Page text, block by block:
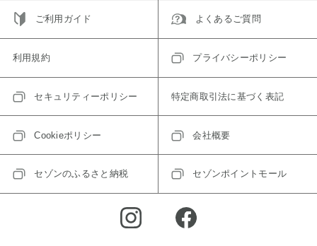
ご利用ガイド よくあるご質問
利用規約 プライバシーポリシー
セキュリティーポリシー 特定商取引法に基づく表記
Cookieポリシー 会社概要
セゾンのふるさと納税 セゾンポイントモール